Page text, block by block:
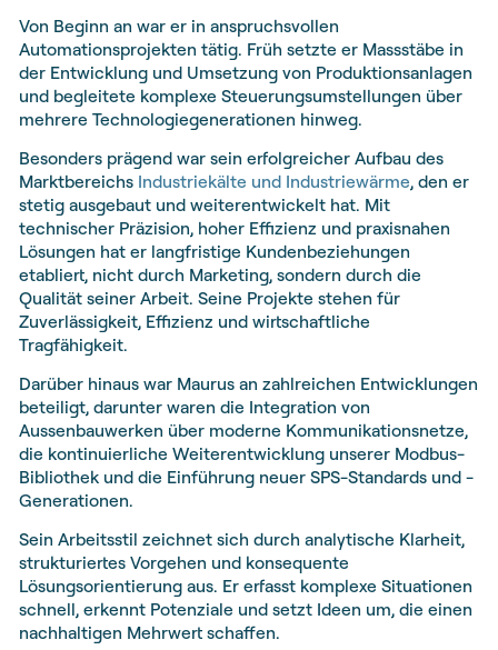
Von Beginn an war er in anspruchsvollen
Automationsprojekten tätig. Früh setzte er Massstäbe in
der Entwicklung und Umsetzung von Produktionsanlagen
und begleitete komplexe Steuerungsumstellungen über
mehrere Technologiegenerationen hinweg.
Besonders prägend war sein erfolgreicher Aufbau des
Marktbereichs Industriekälte und Industriewärme, den er
stetig ausgebaut und weiterentwickelt hat. Mit
technischer Präzision, hoher Effizienz und praxisnahen
Lösungen hat er langfristige Kundenbeziehungen
etabliert, nicht durch Marketing, sondern durch die
Qualität seiner Arbeit. Seine Projekte stehen für
Zuverlässigkeit, Effizienz und wirtschaftliche
Tragfähigkeit.
Darüber hinaus war Maurus an zahlreichen Entwicklungen
beteiligt, darunter waren die Integration von
Aussenbauwerken über moderne Kommunikationsnetze,
die kontinuierliche Weiterentwicklung unserer Modbus-
Bibliothek und die Einführung neuer SPS-Standards und -
Generationen.
Sein Arbeitsstil zeichnet sich durch analytische Klarheit,
strukturiertes Vorgehen und konsequente
Lösungsorientierung aus. Er erfasst komplexe Situationen
schnell, erkennt Potenziale und setzt Ideen um, die einen
nachhaltigen Mehrwert schaffen.